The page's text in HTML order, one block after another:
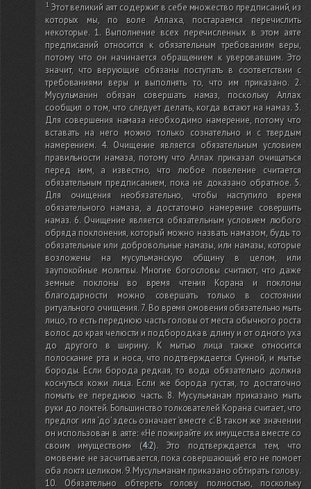
Этот великий аят содержит в себе множество предписаний, из
которых мы, по воле Аллаха, постараемся перечислить
некоторые. 1. Выполнение всех перечисленных в этом аяте
предписаний относится к обязательным требованиям веры,
потому что он начинается обращением к уверовавшим. Это
значит, что верующие обязаны поступать в соответствии с
требованиями веры и выполнять то, что им приказано. 2.
Мусульманин обязан совершать намаз, поскольку Аллах
сообщил о том, что следует делать, когда встают на намаз. 3.
Для совершения намаза необходимо намерение, потому что
вставать на него можно только сознательно и с твердым
намерением. 4. Очищение является обязательным условием
правильности намаза, потому что Аллах приказал очищаться
перед ним, а известно, что любое повеление считается
обязательным предписанием, пока не доказано обратное. 5.
Для очищения необязательно, чтобы наступило время
обязательного намаза, а достаточно намерение совершить
намаз. 6. Очищение является обязательным условием любого
обряда поклонения, который можно назвать намазом, будь то
обязательные или добровольные намазы, или намазы, которые
возложены на мусульманскую общину в целом, или
заупокойные молитвы. Многие богословы считают, что даже
земные поклоны во время чтения Корана и поклоны
благодарности можно совершать только в состоянии
ритуального очищения. 7. Во время омовения обязательно мыть
лицо, то есть переднюю часть головы от места обычного роста
волос до края челюсти и подбородка в длину и от одного уха
до другого в ширину. К мытью лица также относится
полоскание рта и носа, что подтверждается Сунной, и мытье
бороды. Если борода редкая, то вода обязательно должна
коснуться кожи лица. Если же борода густая, то достаточно
помыть ее переднюю часть. 8. Мусульманам приказано мыть
руки до локтей. Большинство толкователей Корана считает, что
предлог иля ‘до’ здесь означает ‘вместе с’. В таком же значении
он использован в аяте: «Не пожирайте их имущества вместе со
своим имуществом»(4:2). Это подтверждается тем, что
омовение не засчитывается, пока совершающий его не помоет
оба локтя целиком. 9. Мусульманам приказано обтирать голову.
10. Обязательно обтереть голову полностью, поскольку